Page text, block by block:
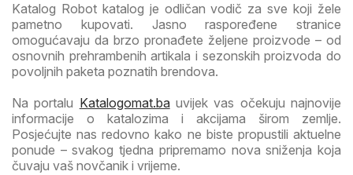
Katalog Robot katalog je odličan vodič za sve koji žele
pametno kupovati. Jasno raspoređene stranice
omogućavaju da brzo pronađete željene proizvode – od
osnovnih prehrambenih artikala i sezonskih proizvoda do
povoljnih paketa poznatih brendova.
Na portalu Katalogomat.bauvijek vas očekuju najnovije
informacije o katalozima i akcijama širom zemlje.
Posjećujte nas redovno kako ne biste propustili aktuelne
ponude – svakog tjedna pripremamo nova sniženja koja
čuvaju vaš novčanik i vrijeme.